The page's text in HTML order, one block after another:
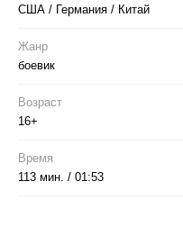
США / Германия / Китай
Жанр
боевик
Возраст
16+
Время
113 мин. / 01:53